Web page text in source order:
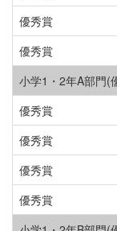
優秀賞
優秀賞
小学1・2年A部門(
優秀賞
優秀賞
優秀賞
優秀賞